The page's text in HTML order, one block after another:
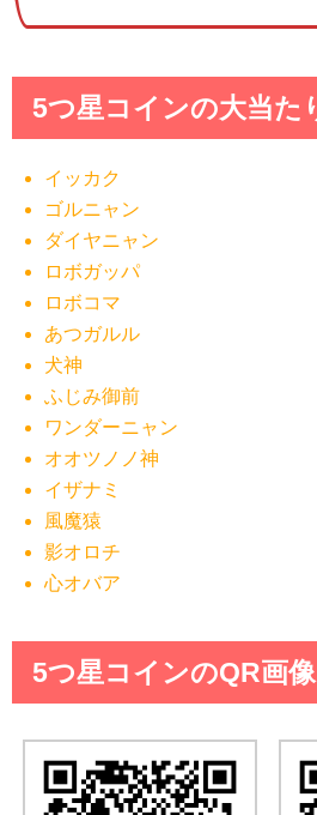
5つ星コインの大当た
イッカク
ゴルニャン
ダイヤニャン
ロボガッパ
ロボコマ
あつガルル
犬神
ふじみ御前
ワンダーニャン
オオツノノ神
イザナミ
風魔猿
影オロチ
心オバア
5つ星コインのQR画像